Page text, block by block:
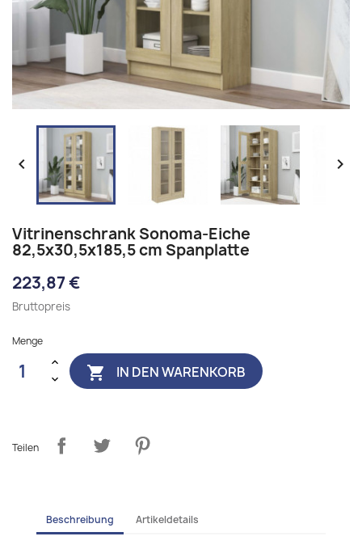
 
Vitrinenschrank Sonoma-Eiche
82,5x30,5x185,5 cm Spanplatte
223,87 €
Bruttopreis
Menge
 IN DEN WARENKORB
Teilen
Beschreibung Artikeldetails